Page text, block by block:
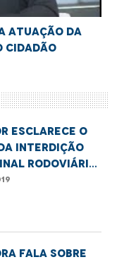
atuação da
cidadão
esclarece o
interdição
Rodoviário
fala sobre